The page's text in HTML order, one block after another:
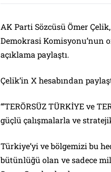
AK Parti Sözcüsü Ömer
Demokrasi Komisyonu’nun
açıklama paylaştı.
Çelik’in X hesabından
“’TERÖRSÜZ TÜRKİYE ve
güçlü çalışmalarla ve
Türkiye’yi ve bölgemizi bu
bütünlüğü olan ve sadece